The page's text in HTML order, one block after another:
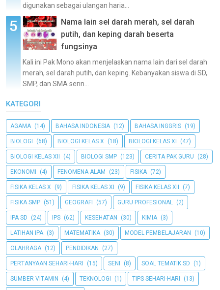
digunakan sebagai ulangan haria...
Nama lain sel darah merah, sel darah
putih, dan keping darah beserta
fungsinya
Kali ini Pak Mono akan menjelaskan nama lain dari sel darah
merah, sel darah putih, dan keping. Kebanyakan siswa di SD,
SMP, dan SMA serin...
KATEGORI
AGAMA (14) BAHASA INDONESIA (12) BAHASA INGGRIS (19)
BIOLOGI (68) BIOLOGI KELAS X (18) BIOLOGI KELAS XI (47)
BIOLOGI KELAS XII (4) BIOLOGI SMP (123) CERITA PAK GURU (28)
EKONOMI (4) FENOMENA ALAM (23) FISIKA (72)
FISIKA KELAS X (9) FISIKA KELAS XI (9) FISIKA KELAS XII (7)
FISIKA SMP (51) GEOGRAFI (57) GURU PROFESIONAL (2)
IPA SD (24) IPS (62) KESEHATAN (30) KIMIA (3)
LATIHAN IPA (3) MATEMATIKA (30) MODEL PEMBELAJARAN (10)
OLAHRAGA (12) PENDIDIKAN (27)
PERTANYAAN SEHARI-HARI (15) SENI (8) SOAL TEMATIK SD (1)
SUMBER VITAMIN (4) TEKNOLOGI (1) TIPS SEHARI-HARI (13)